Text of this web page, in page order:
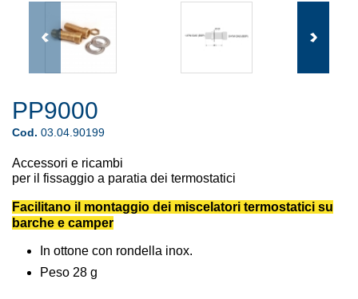
PP9000
Cod. 03.04.90199
Accessori e ricambi
per il fissaggio a paratia dei termostatici
Facilitano il montaggio dei miscelatori termostatici su
barche e camper
In ottone con rondella inox.
Peso 28 g